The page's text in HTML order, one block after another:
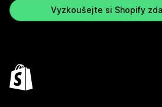
Vyzkoušejte si Shopify